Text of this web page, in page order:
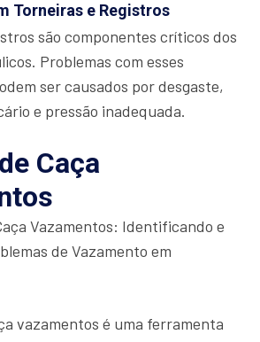
Torneiras e Registros
são componentes críticos dos
Problemas com esses
ser causados por desgaste,
e pressão inadequada.
Caça
Vazamentos: Identificando e
de Vazamento em
vazamentos é uma ferramenta